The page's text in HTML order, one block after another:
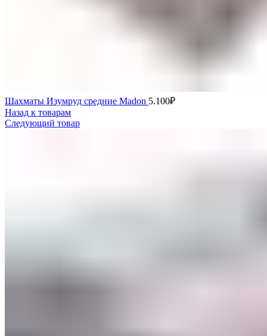
Шахматы Изумруд средние Madon 5.100₽
Назад к товарам
Следующий товар